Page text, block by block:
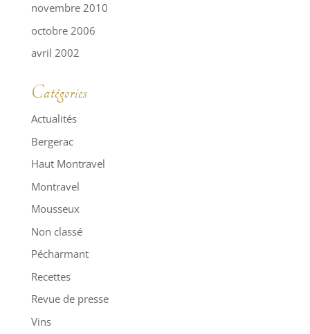
novembre 2010
octobre 2006
avril 2002
Catégories
Actualités
Bergerac
Haut Montravel
Montravel
Mousseux
Non classé
Pécharmant
Recettes
Revue de presse
Vins